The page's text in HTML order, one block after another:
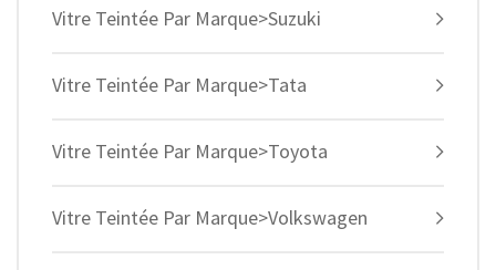
Vitre Teintée Par Marque>Suzuki
Vitre Teintée Par Marque>Tata
Vitre Teintée Par Marque>Toyota
Vitre Teintée Par Marque>Volkswagen